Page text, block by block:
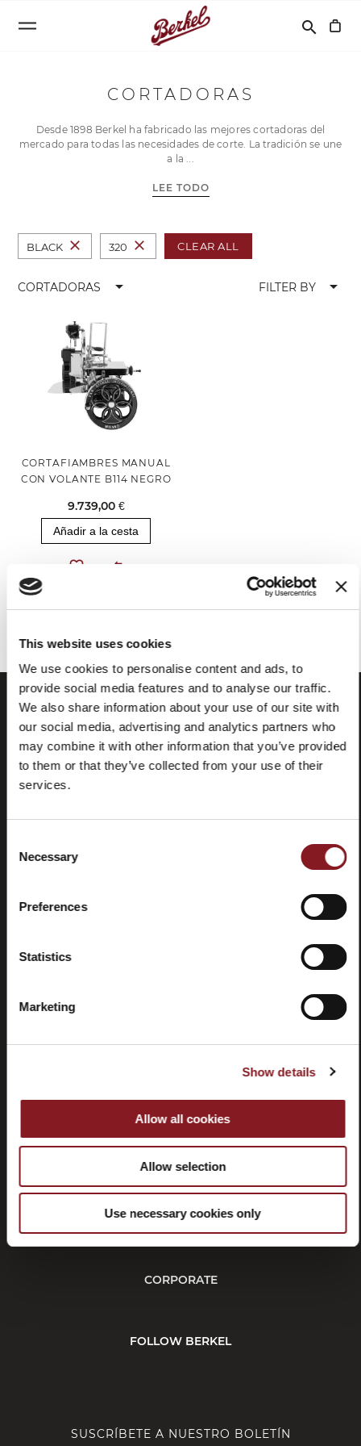
This website uses cookies
We use cookies to personalise content and ads, to
provide social media features and to analyse our traffic.
We also share information about your use of our site with
our social media, advertising and analytics partners who
may combine it with other information that you’ve provided
to them or that they’ve collected from your use of their
services.
Selection
Necessary
Preferences
Statistics
Marketing
Show details
Allow all cookies
Allow selection
Use necessary cookies only
Buscar
search
CORTADORAS
Desde 1898 Berkel ha fabricado las mejores cortadoras del
mercado para todas las necesidades de corte. La tradición se une
a la
LEE TODO
BLACK close 320 close CLEAR ALL
CORTADORAS arrow_drop_down FILTER BY arrow_drop_down
CORTAFIAMBRES MANUAL
CON VOLANTE B114 NEGRO
9.739,00 €
Añadir a la cesta
Has visto todos los productos de la categoría
Rescisión
CUSTOMER SERVICE
CORPORATE
FOLLOW BERKEL
SUSCRÍBETE A NUESTRO BOLETÍN